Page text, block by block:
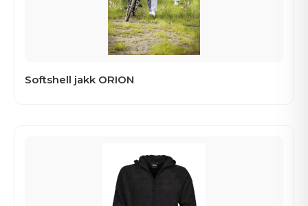
Softshell jakk ORION